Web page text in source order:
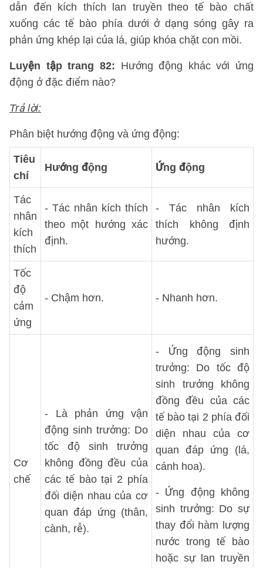
dẫn đến kích thích lan truyền theo tế bào chất
xuống các tế bào phía dưới ở dạng sóng gây ra
phản ứng khép lại của lá, giúp khóa chặt con mồi.
Luyện tập trang 82: Hướng động khác với ứng
động ở đặc điểm nào?
Trả lời:
Phân biệt hướng động và ứng động:
Tiêu
chí
Hướng động Ứng động
Tác
nhân
kích
thích
- Tác nhân kích thích
theo một hướng xác
định.
- Tác nhân kích
thích không định
hướng.
Tốc
độ
cảm
ứng
- Chậm hơn. - Nhanh hơn.
Cơ
chế
- Là phản ứng vận
động sinh trưởng: Do
tốc độ sinh trưởng
không đồng đều của
các tế bào tại 2 phía
đối diện nhau của cơ
quan đáp ứng (thân,
cành, rễ).
- Ứng động sinh
trưởng: Do tốc độ
sinh trưởng không
đồng đều của các
tế bào tại 2 phía đối
diện nhau của cơ
quan đáp ứng (lá,
cánh hoa).
- Ứng động không
sinh trưởng: Do sự
thay đổi hàm lượng
nước trong tế bào
hoặc sự lan truyền